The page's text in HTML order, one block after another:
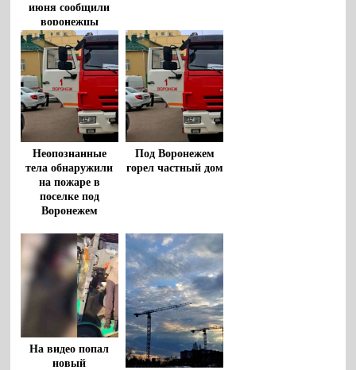
июня сообщили
воронежцы
Неопознанные
тела обнаружили
на пожаре в
поселке под
Воронежем
Под Воронежем
горел частный дом
На видео попал
новый